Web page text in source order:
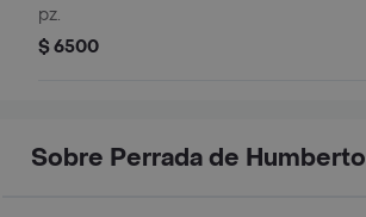
pz.
$ 6500
Sobre Perrada de Humberto